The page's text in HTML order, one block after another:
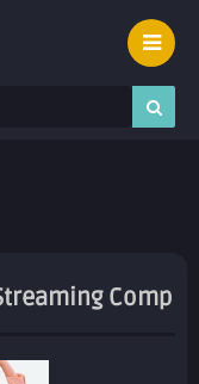
Complet